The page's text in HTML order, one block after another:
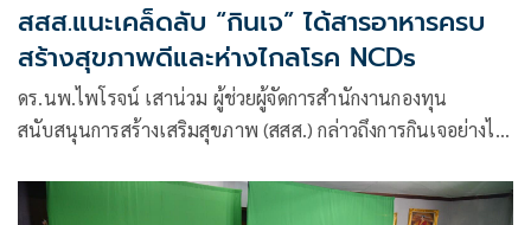
สสส.แนะเคล็ดลับ “กินเจ” ได้สารอาหารครบ
สร้างสุขภาพดีและห่างไกลโรค NCDs
ดร.นพ.ไพโรจน์ เสาน่วม ผู้ช่วยผู้จัดการสำนักงานกองทุน
สนับสนุนการสร้างเสริมสุขภาพ (สสส.) กล่าวถึงการกินเจอย่างไร
กำลังจะมาถึงนี้ว่า ก